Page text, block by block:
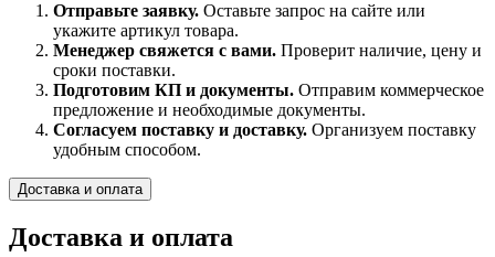
Отправьте заявку. Оставьте запрос на сайте или
укажите артикул товара.
Менеджер свяжется с вами. Проверит наличие, цену и
сроки поставки.
Подготовим КП и документы. Отправим коммерческое
предложение и необходимые документы.
Согласуем поставку и доставку. Организуем поставку
удобным способом.
Доставка и оплата
Доставка и оплата